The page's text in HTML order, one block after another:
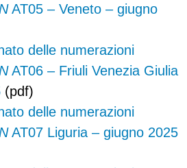
AT05 – Veneto – giugno
delle numerazioni
AT06 – Friuli Venezia Giulia
(pdf)
delle numerazioni
AT07 Liguria – giugno 2025